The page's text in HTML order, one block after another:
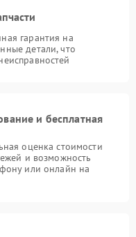
гарантия на
детали, что
и бесплатная
оценка стоимости
и возможность
или онлайн на